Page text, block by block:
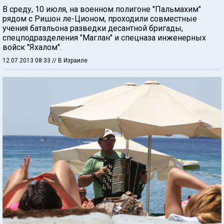
В среду, 10 июля, на военном полигоне "Пальмахим"
рядом с Ришон ле-Ционом, проходили совместные
учения батальона разведки десантной бригады,
спецподразделения "Маглан" и спецназа инженерных
войск "Яхалом".
12.07.2013 08:33 // В Израиле